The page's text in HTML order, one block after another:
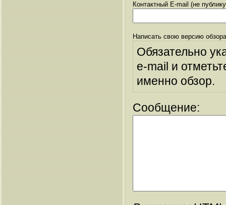
Контактный E-mail (не
Написать свою версию
Обязательно
e-mail и
именно обзор.
Сообщение: